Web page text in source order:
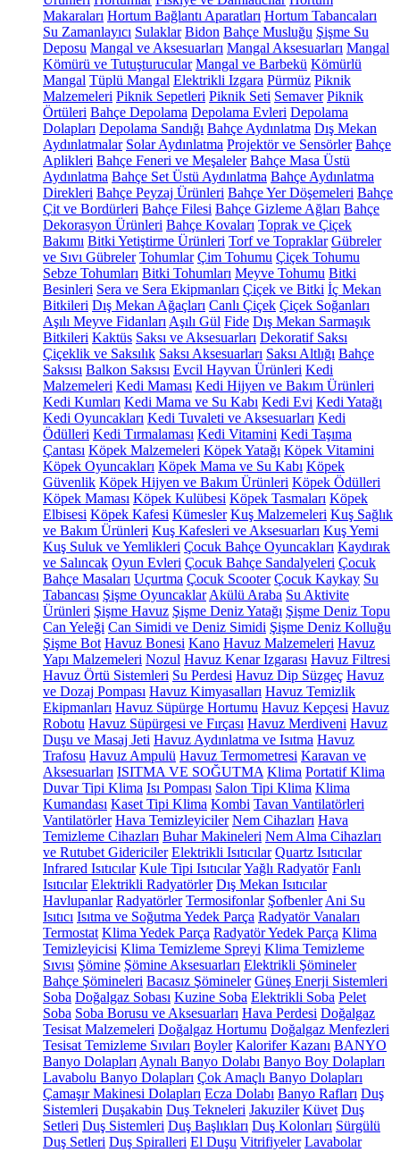
Makaraları Hortum Bağlantı Aparatları Hortum Tabancaları
Su Zamanlayıcı Sulaklar Bidon Bahçe Musluğu Şişme Su
Deposu Mangal ve Aksesuarları Mangal Aksesuarları Mangal
Kömürü ve Tutuşturucular Mangal ve Barbekü Kömürlü
Mangal Tüplü Mangal Elektrikli Izgara Pürmüz Piknik
Malzemeleri Piknik Sepetleri Piknik Seti Semaver Piknik
Örtüleri Bahçe Depolama Depolama Evleri Depolama
Dolapları Depolama Sandığı Bahçe Aydınlatma Dış Mekan
Aydınlatmalar Solar Aydınlatma Projektör ve Sensörler Bahçe
Aplikleri Bahçe Feneri ve Meşaleler Bahçe Masa Üstü
Aydınlatma Bahçe Set Üstü Aydınlatma Bahçe Aydınlatma
Direkleri Bahçe Peyzaj Ürünleri Bahçe Yer Döşemeleri Bahçe
Çit ve Bordürleri Bahçe Filesi Bahçe Gizleme Ağları Bahçe
Dekorasyon Ürünleri Bahçe Kovaları Toprak ve Çiçek
Bakımı Bitki Yetiştirme Ürünleri Torf ve Topraklar Gübreler
ve Sıvı Gübreler Tohumlar Çim Tohumu Çiçek Tohumu
Sebze Tohumları Bitki Tohumları Meyve Tohumu Bitki
Besinleri Sera ve Sera Ekipmanları Çiçek ve Bitki İç Mekan
Bitkileri Dış Mekan Ağaçları Canlı Çiçek Çiçek Soğanları
Aşılı Meyve Fidanları Aşılı Gül Fide Dış Mekan Sarmaşık
Bitkileri Kaktüs Saksı ve Aksesuarları Dekoratif Saksı
Çiçeklik ve Saksılık Saksı Aksesuarları Saksı Altlığı Bahçe
Saksısı Balkon Saksısı Evcil Hayvan Ürünleri Kedi
Malzemeleri Kedi Maması Kedi Hijyen ve Bakım Ürünleri
Kedi Kumları Kedi Mama ve Su Kabı Kedi Evi Kedi Yatağı
Kedi Oyuncakları Kedi Tuvaleti ve Aksesuarları Kedi
Ödülleri Kedi Tırmalaması Kedi Vitamini Kedi Taşıma
Çantası Köpek Malzemeleri Köpek Yatağı Köpek Vitamini
Köpek Oyuncakları Köpek Mama ve Su Kabı Köpek
Güvenlik Köpek Hijyen ve Bakım Ürünleri Köpek Ödülleri
Köpek Maması Köpek Kulübesi Köpek Tasmaları Köpek
Elbisesi Köpek Kafesi Kümesler Kuş Malzemeleri Kuş Sağlık
ve Bakım Ürünleri Kuş Kafesleri ve Aksesuarları Kuş Yemi
Kuş Suluk ve Yemlikleri Çocuk Bahçe Oyuncakları Kaydırak
ve Salıncak Oyun Evleri Çocuk Bahçe Sandalyeleri Çocuk
Bahçe Masaları Uçurtma Çocuk Scooter Çocuk Kaykay Su
Tabancası Şişme Oyuncaklar Akülü Araba Su Aktivite
Ürünleri Şişme Havuz Şişme Deniz Yatağı Şişme Deniz Topu
Can Yeleği Can Simidi ve Deniz Simidi Şişme Deniz Kolluğu
Şişme Bot Havuz Bonesi Kano Havuz Malzemeleri Havuz
Yapı Malzemeleri Nozul Havuz Kenar Izgarası Havuz Filtresi
Havuz Örtü Sistemleri Su Perdesi Havuz Dip Süzgeç Havuz
ve Dozaj Pompası Havuz Kimyasalları Havuz Temizlik
Ekipmanları Havuz Süpürge Hortumu Havuz Kepçesi Havuz
Robotu Havuz Süpürgesi ve Fırçası Havuz Merdiveni Havuz
Duşu ve Masaj Jeti Havuz Aydınlatma ve Isıtma Havuz
Trafosu Havuz Ampulü Havuz Termometresi Karavan ve
Aksesuarları ISITMA VE SOĞUTMA Klima Portatif Klima
Duvar Tipi Klima Isı Pompası Salon Tipi Klima Klima
Kumandası Kaset Tipi Klima Kombi Tavan Vantilatörleri
Vantilatörler Hava Temizleyiciler Nem Cihazları Hava
Temizleme Cihazları Buhar Makineleri Nem Alma Cihazları
ve Rutubet Gidericiler Elektrikli Isıtıcılar Quartz Isıtıcılar
Infrared Isıtıcılar Kule Tipi IsıtıcılarYağlı Radyatör Fanlı
Isıtıcılar Elektrikli Radyatörler Dış Mekan Isıtıcılar
Havlupanlar Radyatörler Termosifonlar Şofbenler Ani Su
Isıtıcı Isıtma ve Soğutma Yedek Parça Radyatör Vanaları
Termostat Klima Yedek Parça Radyatör Yedek Parça Klima
Temizleyicisi Klima Temizleme Spreyi Klima Temizleme
Sıvısı Şömine Şömine Aksesuarları Elektrikli Şömineler
Bahçe Şömineleri Bacasız Şömineler Güneş Enerji Sistemleri
Soba Doğalgaz Sobası Kuzine Soba Elektrikli Soba Pelet
Soba Soba Borusu ve Aksesuarları Hava Perdesi Doğalgaz
Tesisat Malzemeleri Doğalgaz Hortumu Doğalgaz Menfezleri
Tesisat Temizleme Sıvıları Boyler Kalorifer Kazanı BANYO
Banyo Dolapları Aynalı Banyo Dolabı Banyo Boy Dolapları
Lavabolu Banyo Dolapları Çok Amaçlı Banyo Dolapları
Çamaşır Makinesi Dolapları Ecza Dolabı Banyo Rafları Duş
Sistemleri Duşakabin Duş Tekneleri Jakuziler Küvet Duş
Setleri Duş Sistemleri Duş Başlıkları Duş Kolonları Sürgülü
Duş Setleri Duş Spiralleri El Duşu Vitrifiyeler Lavabolar